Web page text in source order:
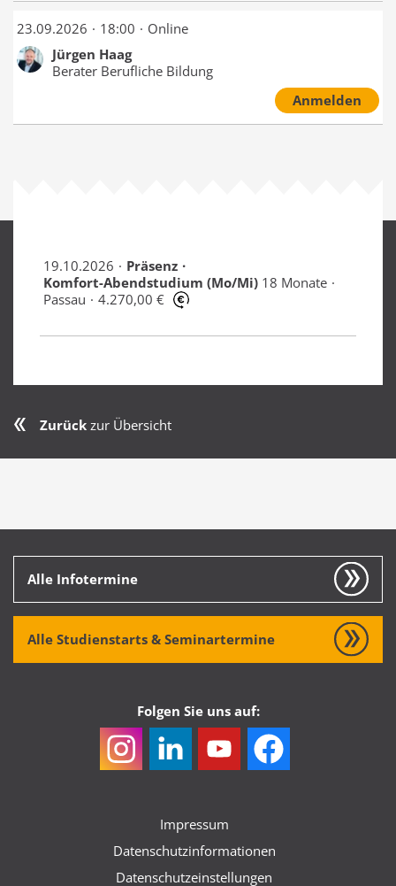
23.09.2026 18:00
Online
Jürgen Haag
Berater Berufliche Bildung
Anmelden
19.10.2026
Präsenz
Komfort-Abendstudium (Mo/Mi) 18 Monate
Passau
4.270,00 €
Zurück zur Übersicht
Alle Infotermine
Alle Studienstarts & Seminartermine
Folgen Sie uns auf:
Impressum
Datenschutzinformationen
Datenschutzeinstellungen